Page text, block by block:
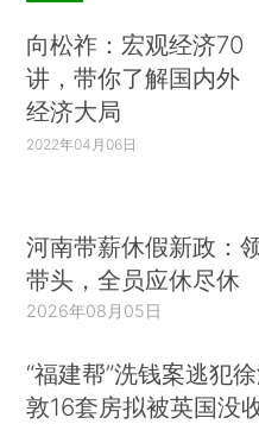
向松祚：宏观经济70
讲，带你了解国内外
经济大局
2022年04月06日
河南带薪休假新政：
带头，全员应休尽休
2026年08月05日
“福建帮”洗钱案逃犯
敦16套房拟被英国没